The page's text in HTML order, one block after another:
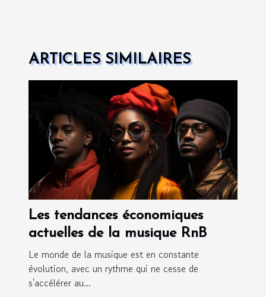
ARTICLES SIMILAIRES
Les tendances économiques
actuelles de la musique RnB
Le monde de la musique est en constante
évolution, avec un rythme qui ne cesse de
s'accélérer au...